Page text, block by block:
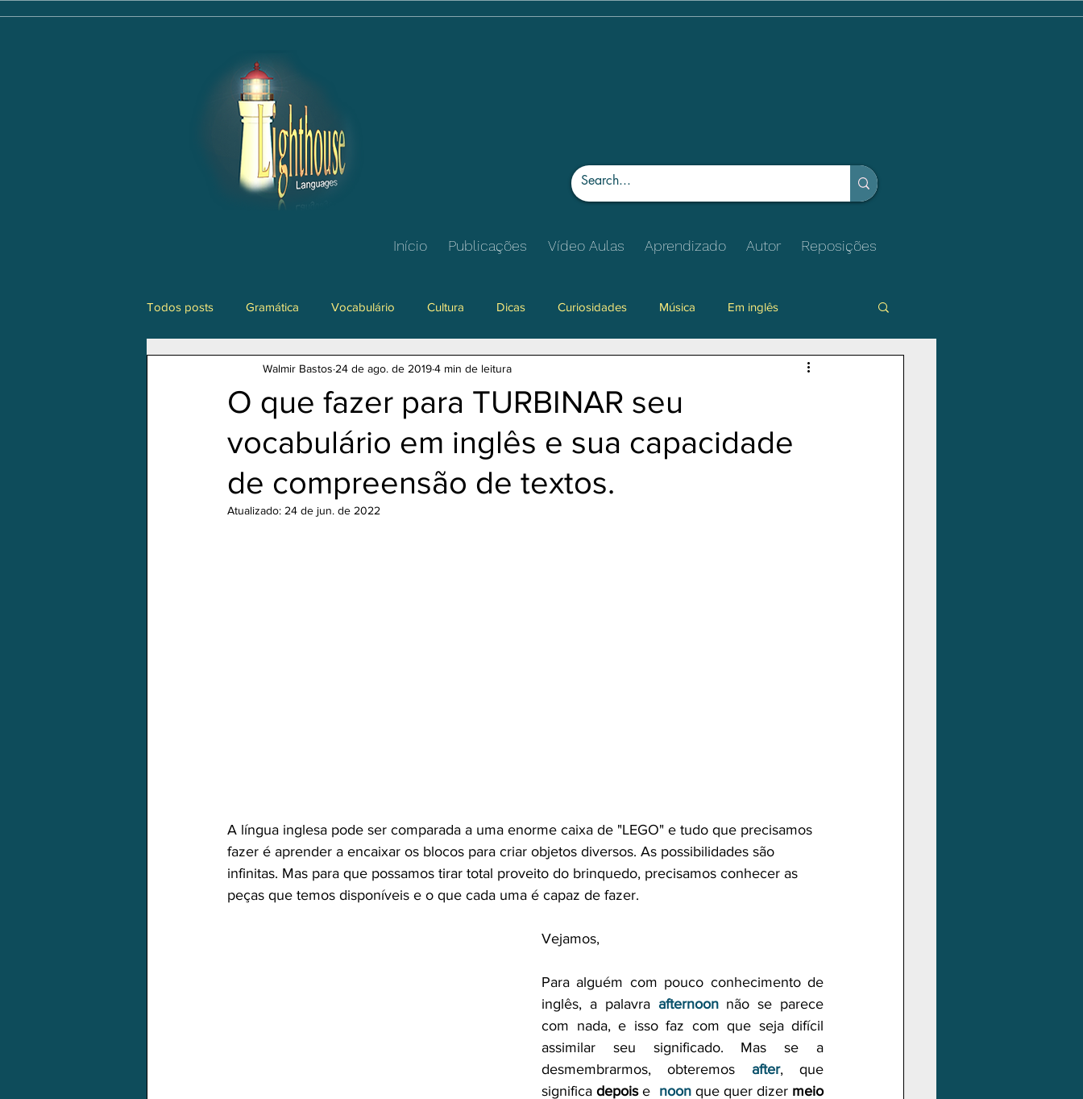
Início Publicações Vídeo Aulas Aprendizado Autor Reposições
Todos posts Gramática Vocabulário Cultura Dicas Curiosidades Música Em inglês
Natal/Xmas Filme
O que fazer para TURBINAR seu
vocabulário em inglês e sua capacidade
de compreensão de textos.
Walmir Bastos 24 de ago. de 20194 min de leitura
Atualizado: 24 de jun. de 2022
A língua inglesa pode ser comparada a uma enorme caixa de "LEGO" e tudo que precisamos
fazer é aprender a encaixar os blocos para criar objetos diversos. As possibilidades são
infinitas. Mas para que possamos tirar total proveito do brinquedo, precisamos conhecer as
peças que temos disponíveis e o que cada uma é capaz de fazer.
Vejamos,
Para alguém com pouco conhecimento de
inglês, a palavra afternoon não se parece
com nada, e isso faz com que seja difícil
assimilar seu significado. Mas se a
desmembrarmos, obteremos after, que
significa depois e noon que quer dizer meio